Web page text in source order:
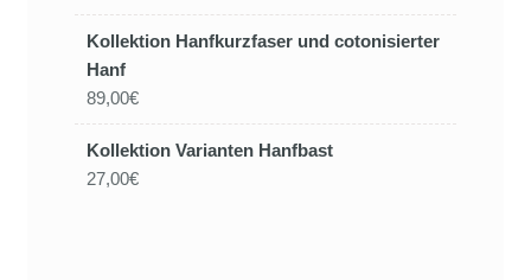
Kollektion Hanfkurzfaser und cotonisierter
Hanf
89,00€
Kollektion Varianten Hanfbast
27,00€